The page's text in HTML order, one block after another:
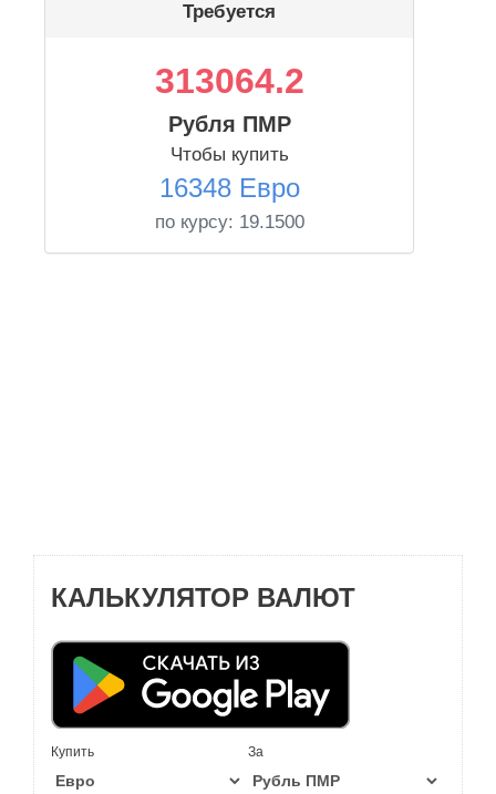
Требуется
313064.2
Рубля ПМР
Чтобы купить
16348 Евро
по курсу: 19.1500
КАЛЬКУЛЯТОР ВАЛЮТ
Купить За